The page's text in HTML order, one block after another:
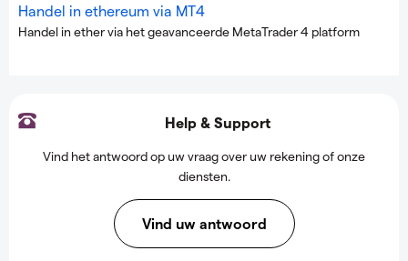
Handel in ethereum via MT4
Handel in ether via het geavanceerde MetaTrader 4 platform
Help & Support
Vind het antwoord op uw vraag over uw rekening of onze
diensten.
Vind uw antwoord